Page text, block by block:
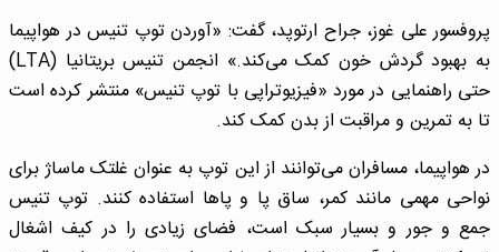
پروفسور علی غوز، جراح ارتوپد، گفت: «آوردن توپ تنیس در هواپیما
به بهبود گردش خون کمک می‌کند.» انجمن تنیس بریتانیا (LTA)
حتی راهنمایی در مورد «فیزیوتراپی با توپ تنیس» منتشر کرده است
تا به تمرین و مراقبت از بدن کمک کند.
در هواپیما، مسافران می‌توانند از این توپ به عنوان غلتک ماساژ برای
نواحی مهمی مانند کمر، ساق پا و پاها استفاده کنند. توپ تنیس
جمع و جور و بسیار سبک است، فضای زیادی را در کیف اشغال